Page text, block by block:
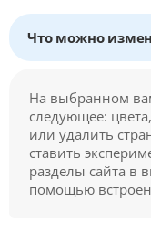
Что можно
На выбранном
следующее:
или удалить
ставить
разделы сайта в
помощью